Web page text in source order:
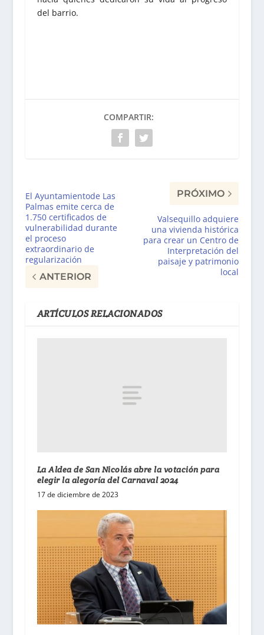
del barrio.
COMPARTIR:
El Ayuntamientode Las
Palmas emite cerca de
1.750 certificados de
vulnerabilidad durante
el proceso
extraordinario de
regularización
ANTERIOR
PRÓXIMO
Valsequillo adquiere
una vivienda histórica
para crear un Centro de
Interpretación del
paisaje y patrimonio
local
ARTÍCULOS RELACIONADOS
La Aldea de San Nicolás abre la votación para
elegir la alegoría del Carnaval 2024
17 de diciembre de 2023